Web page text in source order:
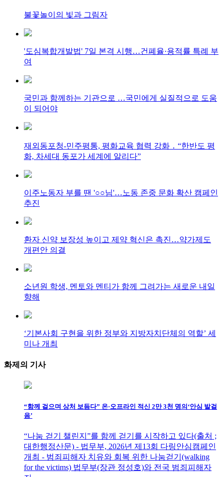
불꽃놀이의 빛과 그림자
'도심복합개발법' 7일 본격 시행…건폐율·용적률 특례 부
여
국민과 함께하는 기관으로 …국민에게 실질적으로 도움
이 되어야
재외동포청-민주평통, 평화교육 협력 강화 ․ “한반도 평
화, 차세대 동포가 세계에 알리다”
이주노동자 부를 땐 '○○님'…노동 존중 문화 확산 캠페인
추진
환자 신약 보장성 높이고 제약 혁신은 촉진…약가제도
개편안 의결
소년원 학생, 멘토와 멘티가 함께 그려가는 새로운 내일
향해
‘기본사회 구현을 위한 정부와 지방자치단체의 역할’ 세
미나 개최
화제의 기사
“함께 걸으며 상처 보듬다” 온·오프라인 적신 2만 3천 명의‘안심 발걸
음’
“나눔 걷기 챌린지”를 함께 걷기를 시작하고 있다(출처 ;
대한행정산문) - 법무부, 2026년 제13회 다링안심캠페인
개최 - 범죄피해자 치유와 회복 위한 나눔걷기(walking
for the victims) 법무부(장관 정성호)와 전국 범죄피해자